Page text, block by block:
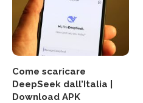
Come scaricare
DeepSeek dall’Italia |
Download APK